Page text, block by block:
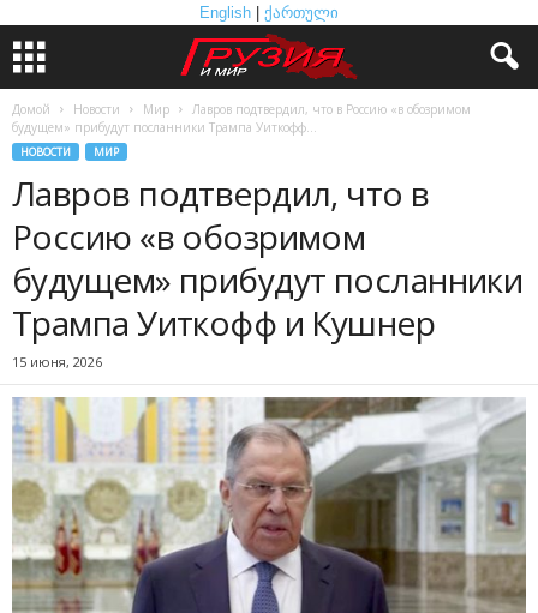
English ქართული
Домой Новости Мир
Лавров подтвердил, что в Россию «в обозримом
будущем» прибудут посланники Трампа Уиткофф...
НОВОСТИ МИР
Лавров подтвердил, что в
Россию «в обозримом
будущем» прибудут посланники
Трампа Уиткофф и Кушнер
15 июня, 2026